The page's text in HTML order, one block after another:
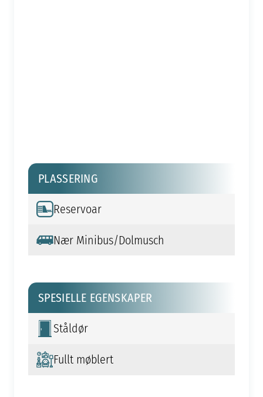
PLASSERING
Reservoar
Nær Minibus/Dolmusch
SPESIELLE EGENSKAPER
Ståldør
Fullt møblert